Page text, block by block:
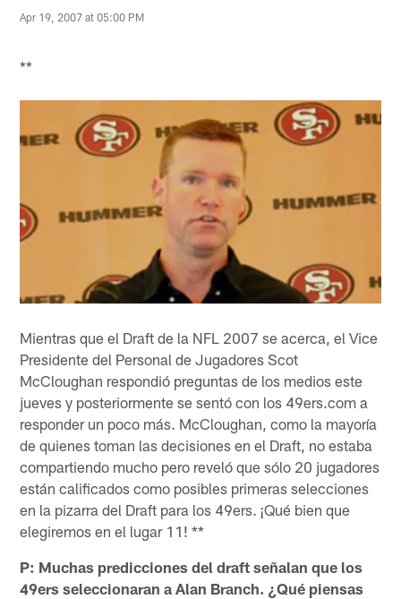
Apr 19, 2007 at 05:00 PM
**
Mientras que el Draft de la NFL 2007 se acerca, el Vice
Presidente del Personal de Jugadores Scot
McCloughan respondió preguntas de los medios este
jueves y posteriormente se sentó con los 49ers.com a
responder un poco más. McCloughan, como la mayoría
de quienes toman las decisiones en el Draft, no estaba
compartiendo mucho pero reveló que sólo 20 jugadores
están calificados como posibles primeras selecciones
en la pizarra del Draft para los 49ers. ¡Qué bien que
elegiremos en el lugar 11! **
P: Muchas predicciones del draft señalan que los
49ers seleccionaran a Alan Branch. ¿Qué piensas